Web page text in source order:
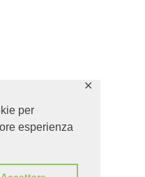
per
esperienza
✕